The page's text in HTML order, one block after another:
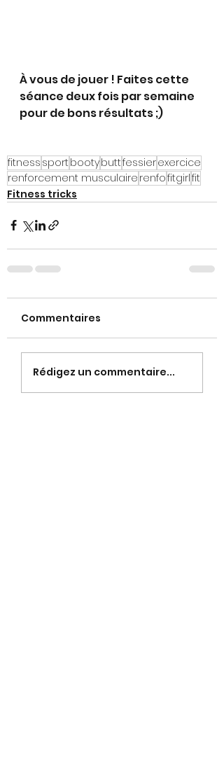
À vous de jouer ! Faites cette
séance deux fois par semaine
pour de bons résultats ;)
fitness sport bootybuttfessierexercice
renforcement musculaire renfofitgirlfit
Fitness tricks
Commentaires
Rédigez un commentaire...